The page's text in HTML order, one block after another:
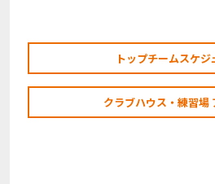
トップチームスケジ
クラブハウス・練習場